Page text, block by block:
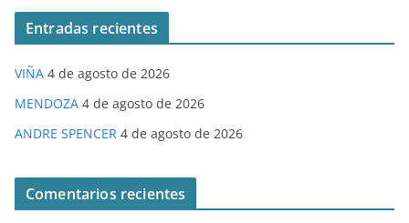
Entradas recientes
VIÑA 4 de agosto de 2026
MENDOZA 4 de agosto de 2026
ANDRE SPENCER 4 de agosto de 2026
Comentarios recientes